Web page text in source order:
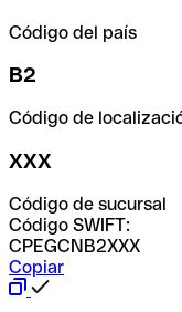
Código del país
B2
Código de
XXX
Código de sucursal
Código SWIFT:
CPEGCNB2XXX
Copiar